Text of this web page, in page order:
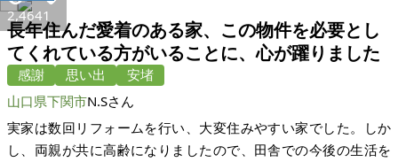
2,4641
長年住んだ愛着のある家、この物件を必要とし
てくれている方がいることに、心が躍りました
感謝 思い出
安堵
山口県下関市N.Sさん
実家は数回リフォームを行い、大変住みやすい家でした。しか
し、両親が共に高齢になりましたので、田舎での今後の生活を